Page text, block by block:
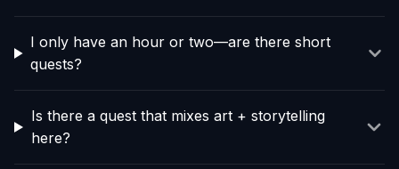
I only have an hour or two—are there short
quests?
Is there a quest that mixes art + storytelling
here?